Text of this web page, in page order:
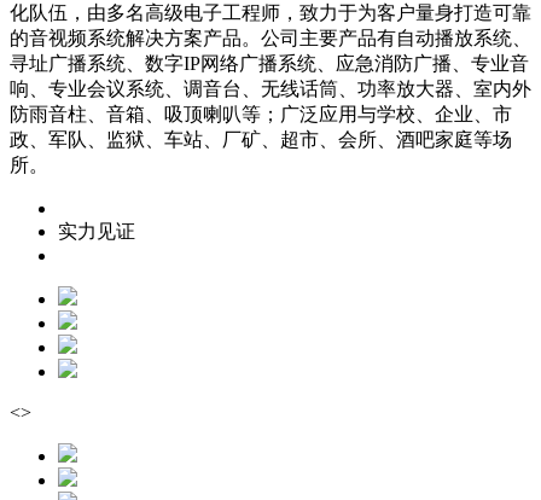
化队伍，由多名高级电子工程师，致力于为客户量身打造可靠
的音视频系统解决方案产品。公司主要产品有自动播放系统、
寻址广播系统、数字IP网络广播系统、应急消防广播、专业音
响、专业会议系统、调音台、无线话筒、功率放大器、室内外
防雨音柱、音箱、吸顶喇叭等；广泛应用与学校、企业、市
政、军队、监狱、车站、厂矿、超市、会所、酒吧家庭等场
所。
实力见证
<>